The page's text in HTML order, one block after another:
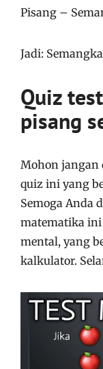
Pisang –
Jadi:
Quiz
pisang
Mohon jangan
quiz ini yang
Semoga Anda
matematika
mental, yang
kalkulator.